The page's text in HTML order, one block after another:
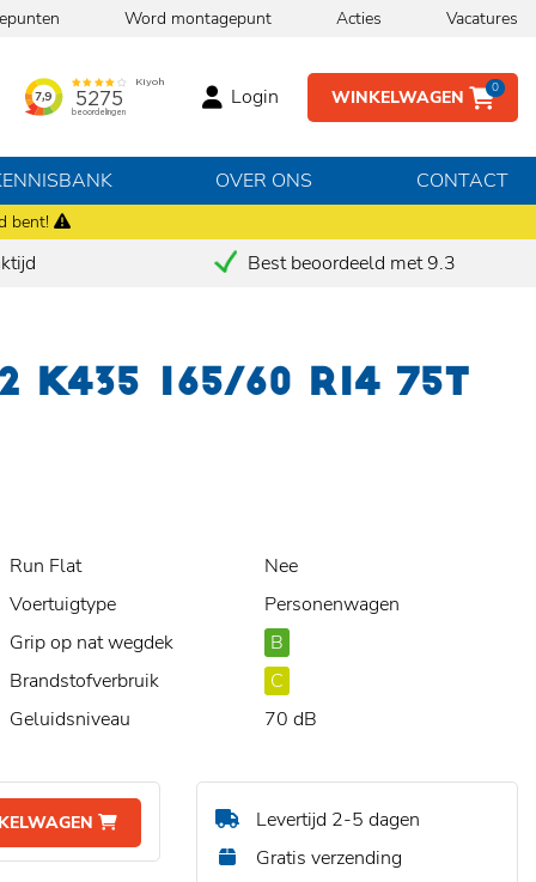
bent!
Word montagepunt Acties Vacatures
WINKELWAGEN 0
Login
OVER ONS CONTACT
Best beoordeeld met 9.3
K435 165/60 R14 75T
Run Flat
Nee
Voertuigtype
Personenwagen
Grip op nat wegdek
B
Brandstofverbruik
C
Geluidsniveau
70 dB
Levertijd 2-5 dagen
Gratis verzending